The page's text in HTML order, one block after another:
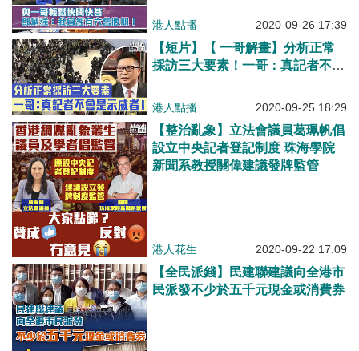
舊、打邊爐鍾意食蟹柳同丸類、間
中會唱啲關於警察嘅歌
港人點播 2020-09-26 17:39
【短片】【 一哥解畫】分析正常
採訪三大要素！一哥：真記者不會
港人點播 2020-09-25 18:29
【整治亂象】立法會議員葛珮帆倡
設立中央記者登記制度 珠海學院
新聞系教授關偉建議發牌監管
港人花生 2020-09-22 17:09
【全民派錢】民建聯建議向全港市
民派發不少於五千元現金或消費券